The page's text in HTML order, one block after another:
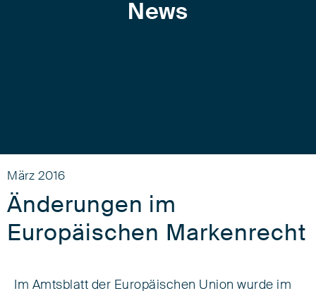
News
März 2016
Änderungen im
Europäischen Markenrecht
Im Amtsblatt der Europäischen Union wurde im